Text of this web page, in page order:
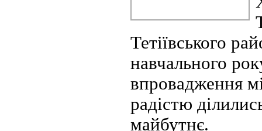
Тетіївського
навчального
впровадження
радістю
майбутнє.